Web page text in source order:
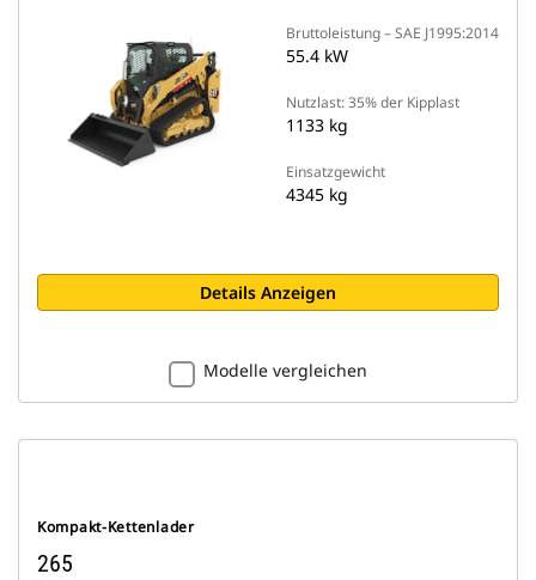
Bruttoleistung – SAE J1995:2014
55.4 kW
Nutzlast: 35% der Kipplast
1133 kg
Einsatzgewicht
4345 kg
Details Anzeigen
Modelle vergleichen
Kompakt-Kettenlader
265